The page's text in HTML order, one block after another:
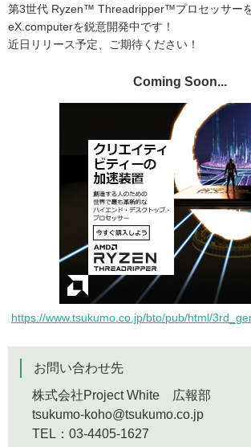
第3世代 Ryzen™ Threadripper™プロセッサー
eX.computerを鋭意開発中です！
近日リリース予定、ご期待ください！
Coming Soon...
https://www.tsukumo.co.jp/bto/pub/html/
お問い合わせ先
株式会社Project White 広報部
tsukumo-koho@tsukumo.co.jp
TEL：03-4405-1627